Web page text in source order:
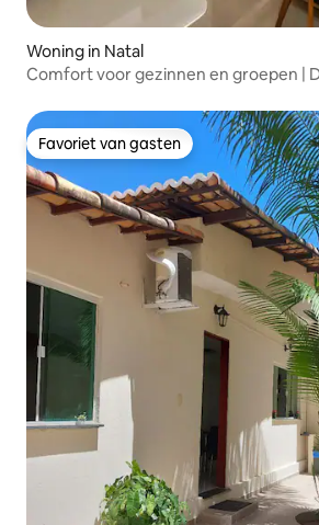
Woning in Natal
Comfort voor gezinnen en groepen |
Favoriet van gasten
Favoriet van gasten